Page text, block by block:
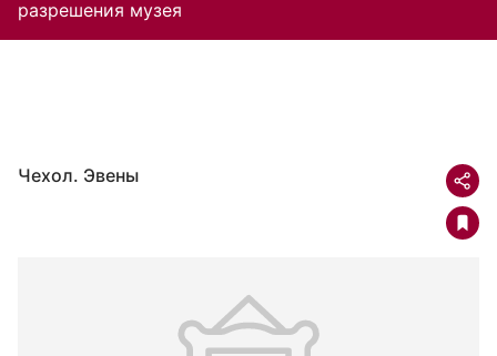
разрешения музея
Чехол. Эвены